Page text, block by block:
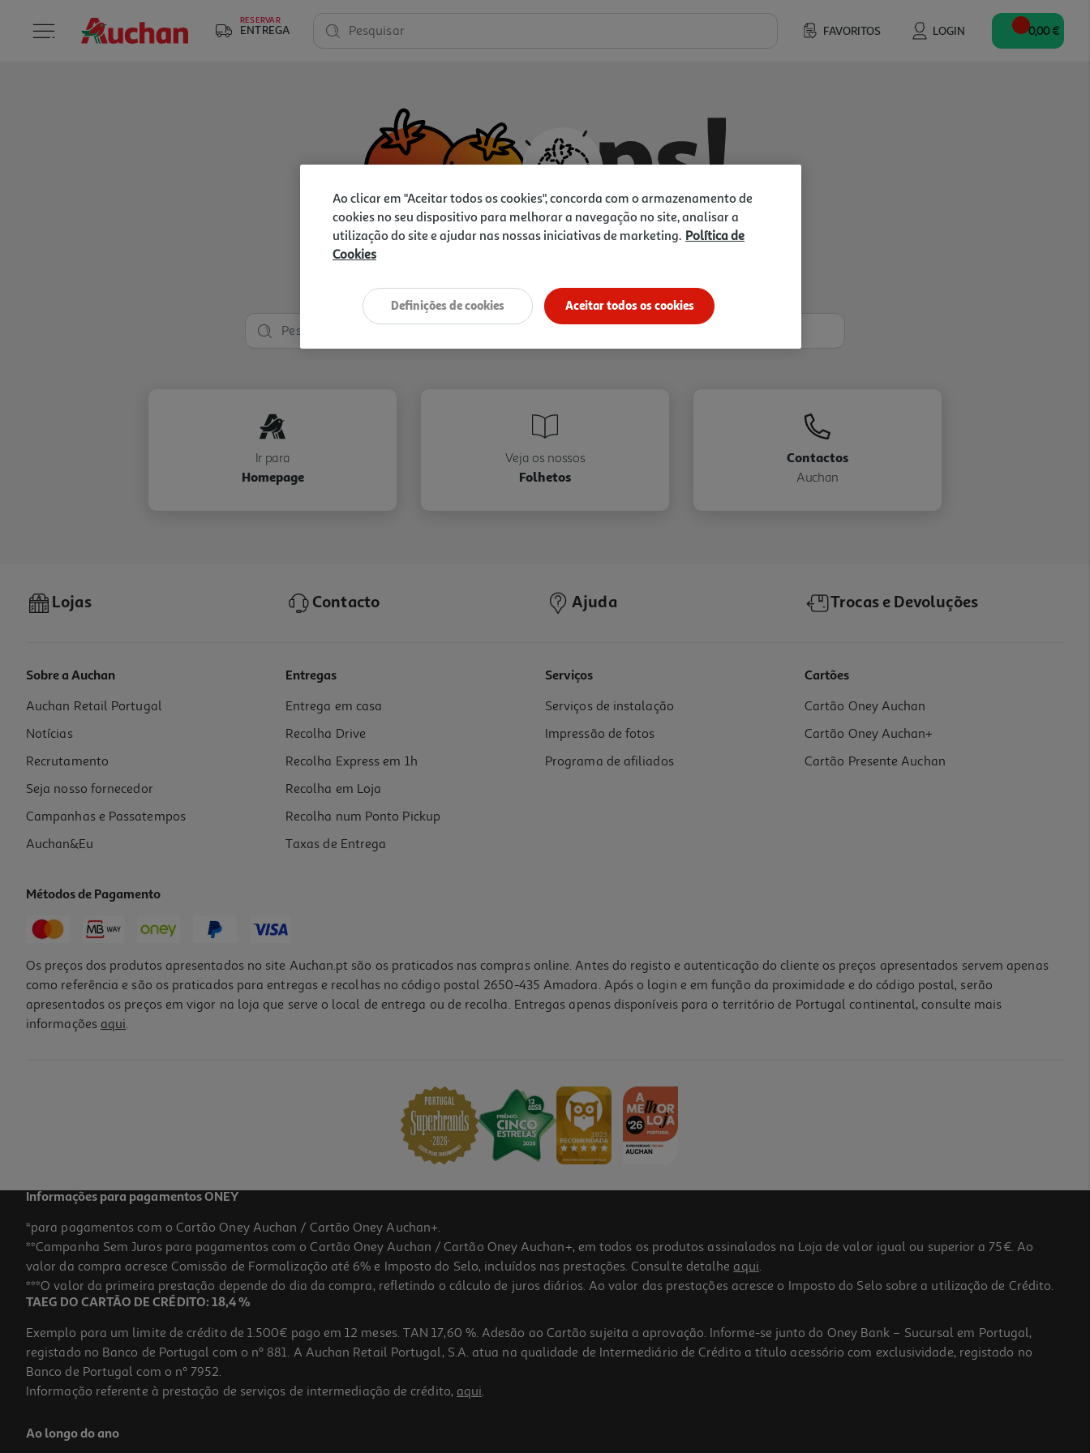
RESERVAR
ENTREGA FAVORITOS LOGIN
Pesquisar 0,00 €
Vamos tentar de novo?
Ir para
Homepage
Veja os nossos
Folhetos
Contactos
Auchan
Lojas Contacto Ajuda Trocas e Devoluções
Sobre a Auchan
Auchan Retail Portugal
Notícias
Recrutamento
Seja nosso fornecedor
Campanhas e Passatempos
Auchan&Eu
Entregas
Entrega em casa
Recolha Drive
Recolha Express em 1h
Recolha em Loja
Recolha num Ponto Pickup
Taxas de Entrega
Serviços
Serviços de instalação
Impressão de fotos
Programa de afiliados
Cartões
Cartão Oney Auchan
Cartão Oney Auchan+
Cartão Presente Auchan
Métodos de Pagamento
Os preços dos produtos apresentados no site Auchan.pt são os praticados nas compras online. Antes do registo e autenticação do cliente os preços apresentados servem apenas
como referência e são os praticados para entregas e recolhas no código postal 2650-435 Amadora. Após o login e em função da proximidade e do código postal, serão
apresentados os preços em vigor na loja que serve o local de entrega ou de recolha. Entregas apenas disponíveis para o território de Portugal continental, consulte mais
informações aqui.
Informações para pagamentos ONEY
*para pagamentos com o Cartão Oney Auchan / Cartão Oney Auchan+.
**Campanha Sem Juros para pagamentos com o Cartão Oney Auchan / Cartão Oney Auchan+, em todos os produtos assinalados na Loja de valor igual ou superior a 75€. Ao
valor da compra acresce Comissão de Formalização até 6% e Imposto do Selo, incluídos nas prestações. Consulte detalhe aqui.
***O valor da primeira prestação depende do dia da compra, refletindo o cálculo de juros diários. Ao valor das prestações acresce o Imposto do Selo sobre a utilização de Crédito.
TAEG DO CARTÃO DE CRÉDITO: 18,4 %
Exemplo para um limite de crédito de 1.500€ pago em 12 meses. TAN 17,60 %. Adesão ao Cartão sujeita a aprovação. Informe-se junto do Oney Bank – Sucursal em Portugal,
registado no Banco de Portugal com o nº 881. A Auchan Retail Portugal, S.A. atua na qualidade de Intermediário de Crédito a título acessório com exclusividade, registado no
Banco de Portugal com o nº 7952.
Informação referente à prestação de serviços de intermediação de crédito, aqui.
Ao longo do ano
Ao clicar em "Aceitar todos os cookies", concorda com o armazenamento de
cookies no seu dispositivo para melhorar a navegação no site, analisar a
utilização do site e ajudar nas nossas iniciativas de marketing. Política de
Cookies
Aceitar todos os cookies
Definições de cookies